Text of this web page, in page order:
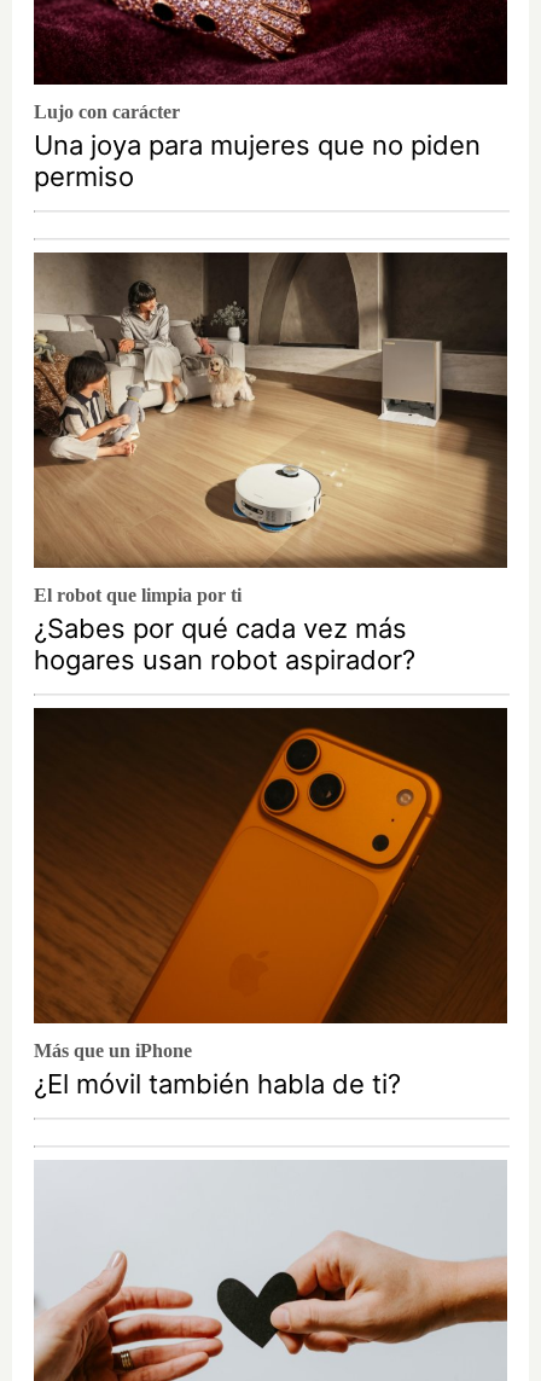
Lujo con carácter
Una joya para mujeres que no piden
permiso
El robot que limpia por ti
¿Sabes por qué cada vez más
hogares usan robot aspirador?
Más que un iPhone
¿El móvil también habla de ti?